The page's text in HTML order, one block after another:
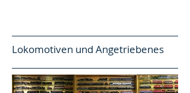
Lokomotiven und Angetriebenes